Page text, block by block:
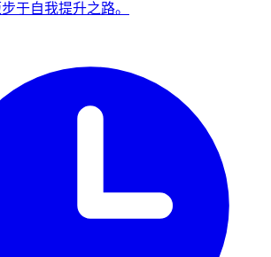
于自我提升之路。